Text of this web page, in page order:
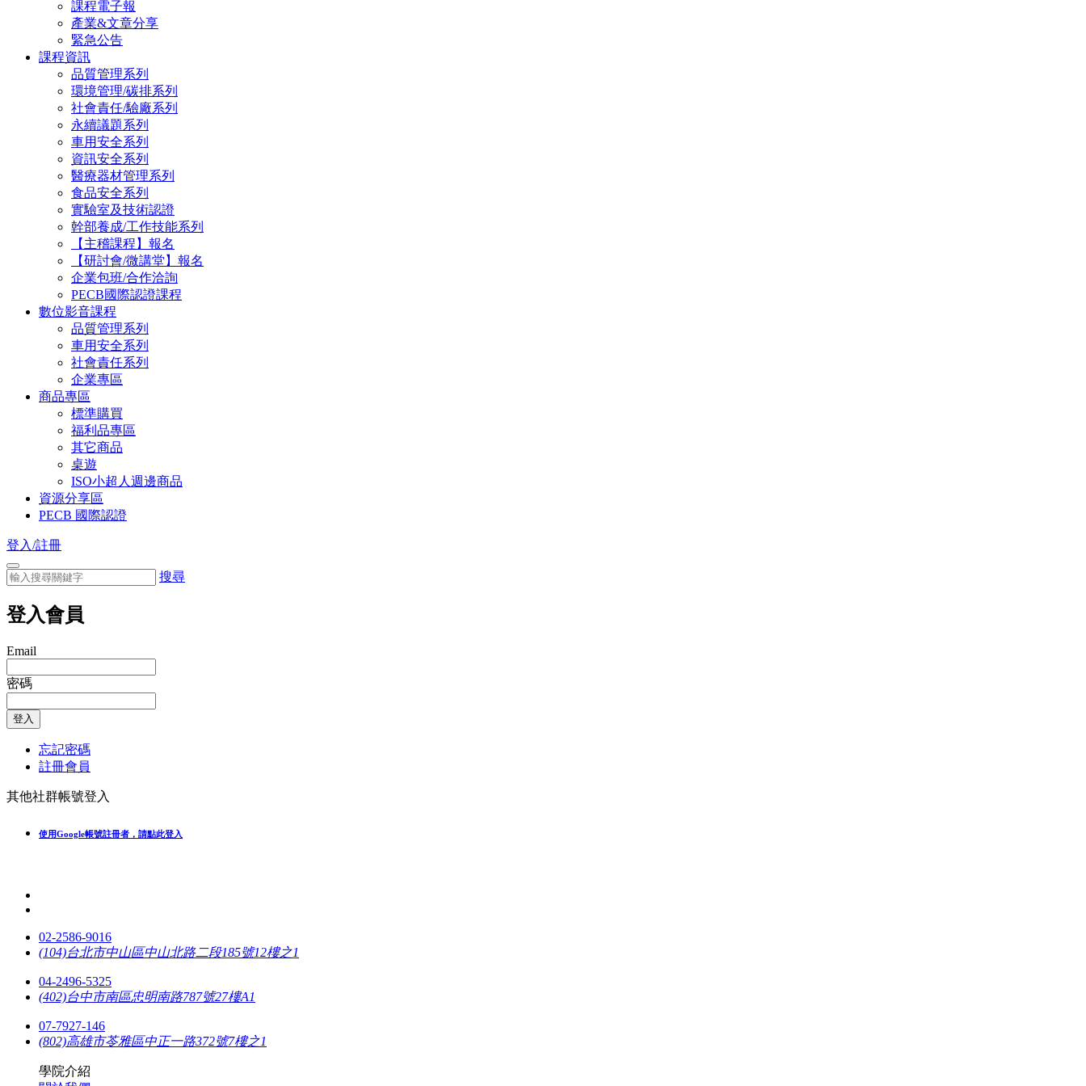
課程電子報
產業&文章分享
緊急公告
課程資訊
品質管理系列
環境管理/碳排系列
社會責任/驗廠系列
永續議題系列
車用安全系列
資訊安全系列
醫療器材管理系列
食品安全系列
實驗室及技術認證
幹部養成/工作技能系列
【主稽課程】報名
【研討會/微講堂】報名
企業包班/合作洽詢
PECB國際認證課程
數位影音課程
品質管理系列
車用安全系列
社會責任系列
企業專區
商品專區
標準購買
福利品專區
其它商品
桌遊
ISO小超人週邊商品
資源分享區
PECB 國際認證
登入/註冊
搜尋
登入會員
Email
密碼
登入
忘記密碼
註冊會員
其他社群帳號登入
使用Google帳號註冊者，請點此登入
02-2586-9016
(104)台北市中山區中山北路二段185號12樓之1
04-2496-5325
(402)台中市南區忠明南路787號27樓A1
07-7927-146
(802)高雄市苓雅區中正一路372號7樓之1
學院介紹